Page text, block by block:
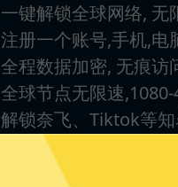
一键解锁全球网络, 无
注册一个账号,手机,电
全程数据加密, 无痕访
全球节点无限速
解锁奈飞、Tiktok等
每日签到打卡，永久免